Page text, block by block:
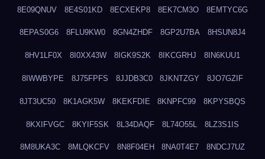
8E09QNUV 8E4S01KD 8ECXEKP8 8EK7CM3O 8EMTYC6G
8EPAS0G6 8FLU9KW0 8GN4ZHDF 8GP2U7BA 8HSUN8J4
8HV1LF0X 8I0XX43W 8IGK9S2K 8IKCGRHJ 8IN6KUU1
8IWWBYPE 8J75FPFS 8JJDB3C0 8JKNTZGY 8JO7GZIF
8JT3UC50 8K1AGK5W 8KEKFDIE 8KNPFC99 8KPYSBQS
8KXIFVGC 8KYIF5SK 8L34DAQF 8L74O55L 8LZ3S1IS
8M8UKA3C 8MLQKCFV 8N8F04EH 8NA0T4E7 8NDCJ7UZ